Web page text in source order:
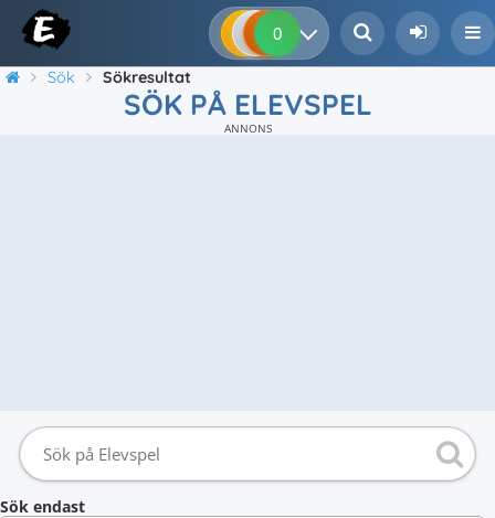
0 0 0
Sök Sökresultat
SÖK PÅ ELEVSPEL
ANNONS
Sök endast